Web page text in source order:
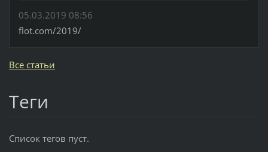
05.03.2019 08:56
flot.com/2019/
Все статьи
Теги
Список тегов пуст.